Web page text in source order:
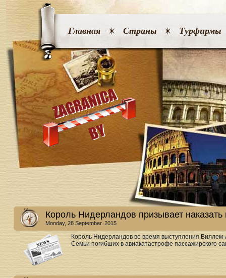
Главная Страны Турфирмы
Король Нидерландов призывает
Monday, 28 September. 2015
Король Нидерландов во время выступления
Семьи погибших в авиакатастрофе пассажирского